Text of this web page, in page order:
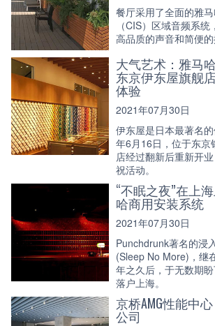
餐厅采用了全面的雅
（CIS）区域音频系
高品质的声音和简便的
大气艺术：雅马
东京伊东屋旗舰
体验
2021年07月30日
伊东屋是日本最著名
年6月16日，位于东京
店经过翻新后重新开
祝活动。
“不眠之夜”在上
哈商用安装系统
2021年07月30日
Punchdrunk著名的浸
(Sleep No More)，继
年之久后，于无数期
落户上海。
京桥AMG性能中心
公司